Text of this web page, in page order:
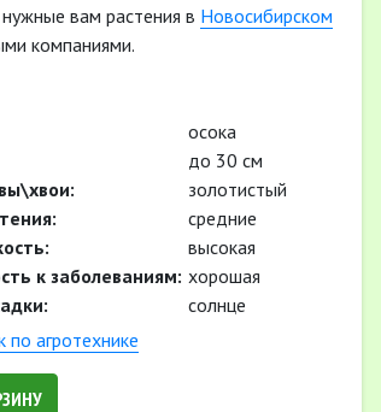
вам растения в Новосибирском
компаниями.
осока
до 30 см
золотистый
средние
высокая
к заболеваниям: хорошая
солнце
по агротехнике